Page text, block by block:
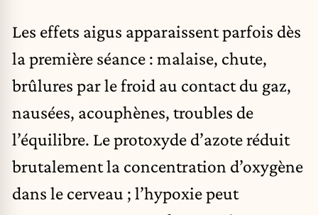
Les effets aigus apparaissent parfois dès
la première séance : malaise, chute,
brûlures par le froid au contact du gaz,
nausées, acouphènes, troubles de
l’équilibre. Le protoxyde d’azote réduit
brutalement la concentration d’oxygène
dans le cerveau ; l’hypoxie peut